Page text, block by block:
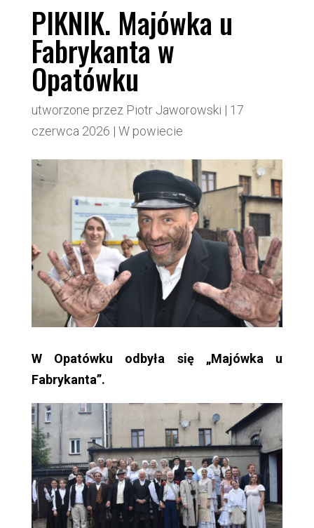
PIKNIK. Majówka u
Fabrykanta w
Opatówku
utworzone przez Piotr Jaworowski | 17
czerwca 2026 | W powiecie
W Opatówku odbyła się „Majówka u
Fabrykanta”.